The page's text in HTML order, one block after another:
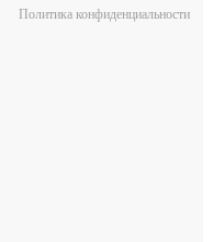
Политика конфиденциальности